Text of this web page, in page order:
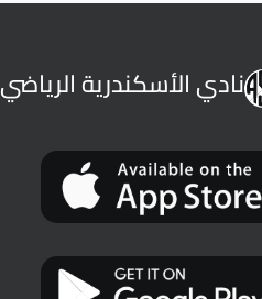
نادي الأسكندرية الرياضي